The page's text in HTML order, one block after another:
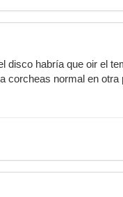
disco habría que oir el
corcheas normal en otra